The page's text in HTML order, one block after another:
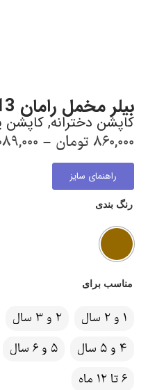
بیلر مخمل رامان 313 | کودک
کاپشن دخترانه,کاپشن
860,000 تومان –
راهنمای سایز
رنگ بندی
مناسب برای
1 و 2 سال 2 و 3 سال
4 و 5 سال
5 و 6 سال
6 تا 12 ماه